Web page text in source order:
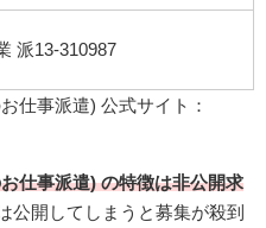
派13-310987
仕事派遣) 公式サイト：
仕事派遣) の特徴は非公開求
公開してしまうと募集が殺到